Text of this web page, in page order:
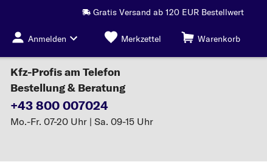
Gratis Versand ab 120 EUR Bestellwert
Anmelden Merkzettel Warenkorb
Kfz-Profis am Telefon
Bestellung & Beratung
+43 800 007024
Mo.-Fr. 07-20 Uhr | Sa. 09-15 Uhr